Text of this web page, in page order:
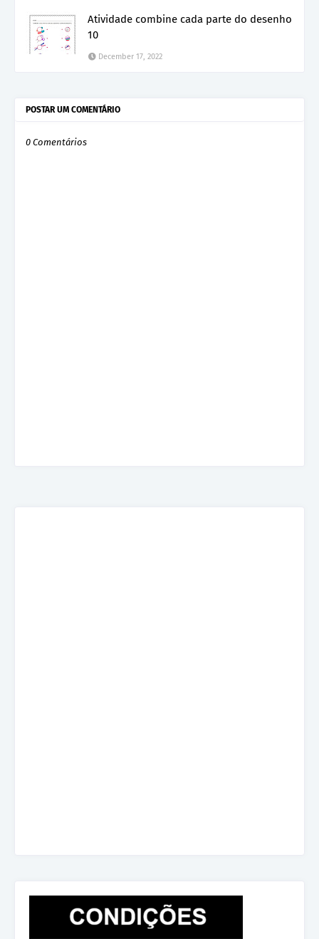
Atividade combine cada parte do desenho
10
December 17, 2022
POSTAR UM COMENTÁRIO
0 Comentários